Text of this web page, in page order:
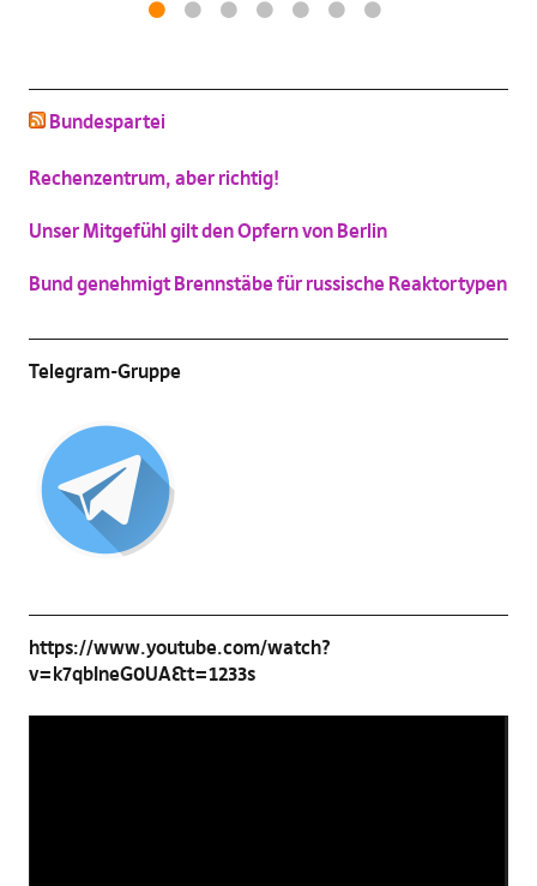
Katzenbild-Piratenpartei
1 2 3 4 5 6 7
Bundespartei
Rechenzentrum, aber richtig!
Unser Mitgefühl gilt den Opfern von Berlin
Bund genehmigt Brennstäbe für russische Reaktortypen
Telegram-Gruppe
https://www.youtube.com/watch?
v=k7qbIneG0UA&t=1233s